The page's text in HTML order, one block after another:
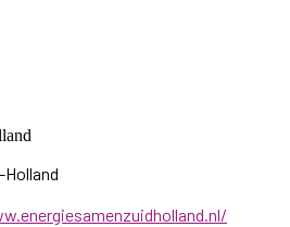
Holland